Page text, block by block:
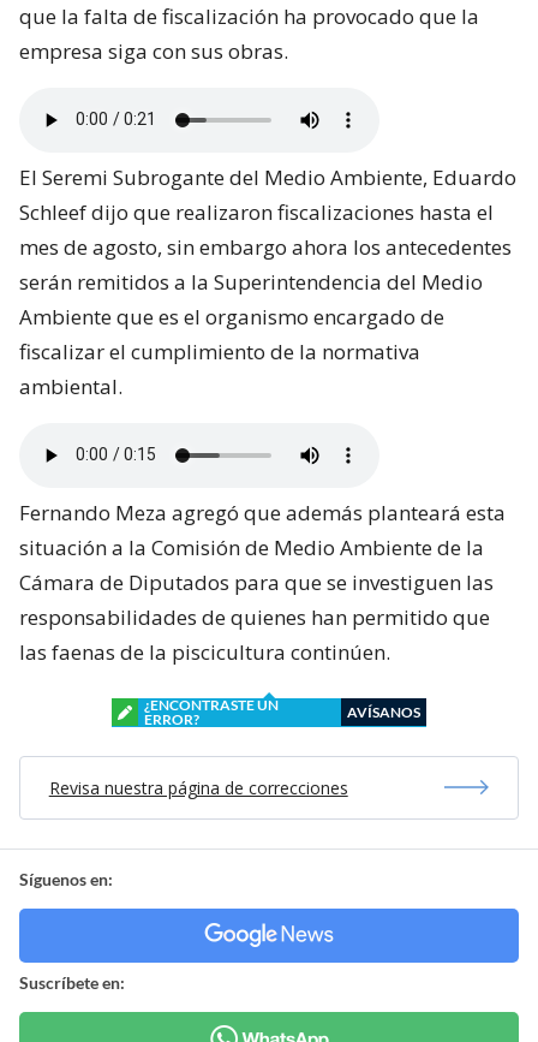
que la falta de fiscalización ha provocado que la
empresa siga con sus obras.
El Seremi Subrogante del Medio Ambiente, Eduardo
Schleef dijo que realizaron fiscalizaciones hasta el
mes de agosto, sin embargo ahora los antecedentes
serán remitidos a la Superintendencia del Medio
Ambiente que es el organismo encargado de
fiscalizar el cumplimiento de la normativa
ambiental.
Fernando Meza agregó que además planteará esta
situación a la Comisión de Medio Ambiente de la
Cámara de Diputados para que se investiguen las
responsabilidades de quienes han permitido que
las faenas de la piscicultura continúen.
¿ENCONTRASTE UN
ERROR?
AVÍSANOS
Revisa nuestra página de correcciones
Síguenos en:
Suscríbete en: